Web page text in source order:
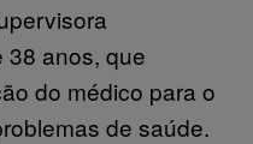
38 anos, que
do médico para o
de saúde.